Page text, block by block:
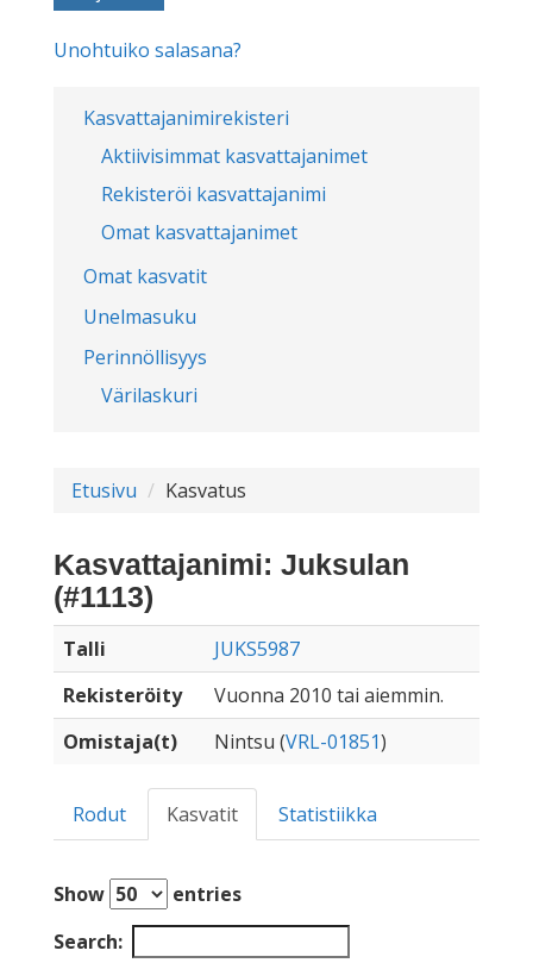
Kasvattajanimirekisteri
Aktiivisimmat kasvattajanimet
Rekisteröi kasvattajanimi
Omat kasvattajanimet
Omat kasvatit
Unelmasuku
Perinnöllisyys
Värilaskuri
Unohtuiko salasana?
Etusivu Kasvatus
Kasvattajanimi: Juksulan
(#1113)
Talli
JUKS5987
Rekisteröity
Vuonna 2010 tai aiemmin.
Omistaja(t)
Nintsu (VRL-01851)
Rodut Kasvatit Statistiikka
Show
entries
Search: